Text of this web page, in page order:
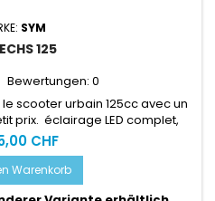
SYM
125
Bewertungen: 0
le scooter urbain 125cc avec un
prix. éclairage LED complet,
USB QC 3.0, keyless, freinage
EN LIGNE = SERVICE
les CONDITIONS D'ACHAT EN
spécialisé : www.motoslive.ch
CHF
Warenkorb